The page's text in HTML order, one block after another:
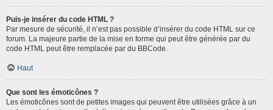
Puis-je insérer du code HTML ?
Par mesure de sécurité, il n’est pas possible d’insérer du code HTML sur ce
forum. La majeure partie de la mise en forme qui peut être générée par du
code HTML peut être remplacée par du BBCode.
Haut
Que sont les émoticônes ?
Les émoticônes sont de petites images qui peuvent être utilisées grâce à un